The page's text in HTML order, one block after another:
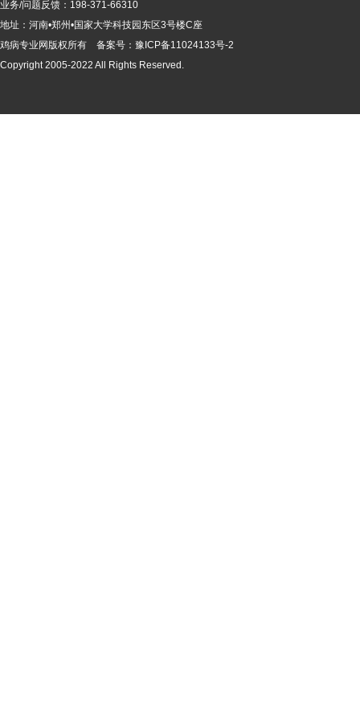
业务/问题反馈：198-371-66310
地址：河南•郑州•国家大学科技园东区3号楼C座
鸡病专业网版权所有 备案号： 豫ICP备11024133号-2
Copyright 2005-2022 All Rights Reserved.